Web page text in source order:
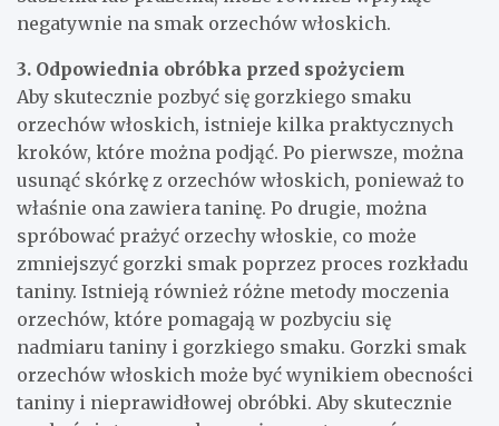
negatywnie na smak orzechów włoskich.
3. Odpowiednia obróbka przed spożyciem
Aby skutecznie pozbyć się gorzkiego smaku
orzechów włoskich, istnieje kilka praktycznych
kroków, które można podjąć. Po pierwsze, można
usunąć skórkę z orzechów włoskich, ponieważ to
właśnie ona zawiera taninę. Po drugie, można
spróbować prażyć orzechy włoskie, co może
zmniejszyć gorzki smak poprzez proces rozkładu
taniny. Istnieją również różne metody moczenia
orzechów, które pomagają w pozbyciu się
nadmiaru taniny i gorzkiego smaku. Gorzki smak
orzechów włoskich może być wynikiem obecności
taniny i nieprawidłowej obróbki. Aby skutecznie